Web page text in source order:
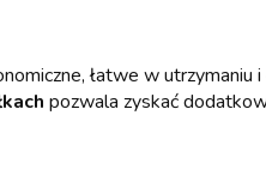
łatwe w
pozwala zyskać